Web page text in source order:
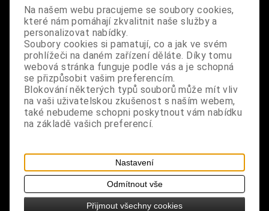
ks
Koupit
Tabulky velikostí: zde
Výrobce: CZ
Katalogové číslo:DOJMPRIBPUS4076
Záruka (měsíců):24
Dotaz na výrobek
Tisk
materiál: kov - zinkoslitina
kteří se narodili mezi 23.9.-23.10.
rozměry: průměr 2,4 cm
Na našem webu pracujeme se soubory cookies,
které nám pomáhají zkvalitnit naše služby a
personalizovat nabídky.
Soubory cookies si pamatují, co a jak ve svém
prohlížeči na daném zařízení děláte. Díky tomu
webová stránka funguje podle vás a je schopná
se přizpůsobit vašim preferencím.
Blokování některých typů souborů může mít vliv
na vaši uživatelskou zkušenost s naším webem,
také nebudeme schopni poskytnout vám nabídku
na základě vašich preferencí.
Nastavení
Odmítnout vše
Přijmout všechny cookies